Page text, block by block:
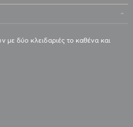
με δύο κλειδαριές το καθένα και